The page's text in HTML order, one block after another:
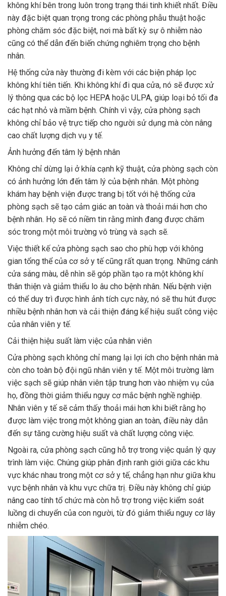
không khí bên trong luôn trong trạng thái tinh khiết nhất. Điều
này đặc biệt quan trọng trong các phòng phẫu thuật hoặc
phòng chăm sóc đặc biệt, nơi mà bất kỳ sự ô nhiễm nào
cũng có thể dẫn đến biến chứng nghiêm trọng cho bệnh
nhân.
Hệ thống cửa này thường đi kèm với các biện pháp lọc
không khí tiên tiến. Khi không khí đi qua cửa, nó sẽ được xử
lý thông qua các bộ lọc HEPA hoặc ULPA, giúp loại bỏ tối đa
các hạt nhỏ và mầm bệnh. Chính vì vậy, cửa phòng sạch
không chỉ bảo vệ trực tiếp cho người sử dụng mà còn nâng
cao chất lượng dịch vụ y tế.
Ảnh hưởng đến tâm lý bệnh nhân
Không chỉ dừng lại ở khía cạnh kỹ thuật, cửa phòng sạch còn
có ảnh hưởng lớn đến tâm lý của bệnh nhân. Một phòng
khám hay bệnh viện được trang bị tốt với hệ thống cửa
phòng sạch sẽ tạo cảm giác an toàn và thoải mái hơn cho
bệnh nhân. Họ sẽ có niềm tin rằng mình đang được chăm
sóc trong một môi trường vô trùng và sạch sẽ.
Việc thiết kế cửa phòng sạch sao cho phù hợp với không
gian tổng thể của cơ sở y tế cũng rất quan trọng. Những cánh
cửa sáng màu, dễ nhìn sẽ góp phần tạo ra một không khí
thân thiện và giảm thiểu lo âu cho bệnh nhân. Nếu bệnh viện
có thể duy trì được hình ảnh tích cực này, nó sẽ thu hút được
nhiều bệnh nhân hơn và cải thiện đáng kể hiệu suất công việc
của nhân viên y tế.
Cải thiện hiệu suất làm việc của nhân viên
Cửa phòng sạch không chỉ mang lại lợi ích cho bệnh nhân mà
còn cho toàn bộ đội ngũ nhân viên y tế. Một môi trường làm
việc sạch sẽ giúp nhân viên tập trung hơn vào nhiệm vụ của
họ, đồng thời giảm thiểu nguy cơ mắc bệnh nghề nghiệp.
Nhân viên y tế sẽ cảm thấy thoải mái hơn khi biết rằng họ
được làm việc trong một không gian an toàn, điều này dẫn
đến sự tăng cường hiệu suất và chất lượng công việc.
Ngoài ra, cửa phòng sạch cũng hỗ trợ trong việc quản lý quy
trình làm việc. Chúng giúp phân định ranh giới giữa các khu
vực khác nhau trong một cơ sở y tế, chẳng hạn như giữa khu
vực bệnh nhân và khu vực chữa trị. Điều này không chỉ giúp
nâng cao tính tổ chức mà còn hỗ trợ trong việc kiểm soát
luồng di chuyển của con người, từ đó giảm thiểu nguy cơ lây
nhiễm chéo.